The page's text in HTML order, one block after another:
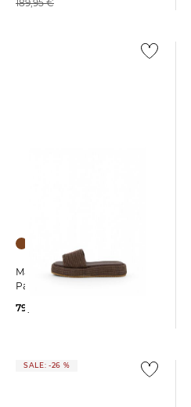
189,95 €
Marc O'Polo | Damen
Pantoletten LARISSA
79,95 €
SALE: -26 %